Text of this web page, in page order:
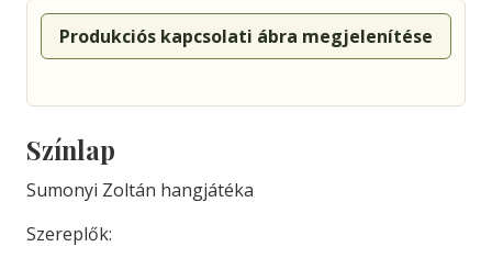
Produkciós kapcsolati ábra megjelenítése
Színlap
Sumonyi Zoltán hangjátéka
Szereplők: